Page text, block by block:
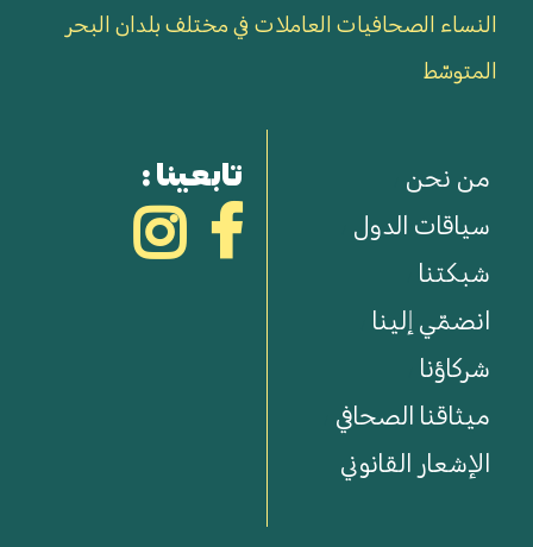
النساء الصحافيات العاملات في مختلف بلدان البحر
المتوسّط
من نحن
سياقات الدول
شبكتنا
انضمّي إلينا
شركاؤنا
ميثاقنا الصحافي
الإشعار القانوني
تابعينا :